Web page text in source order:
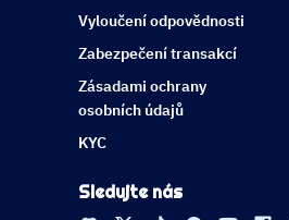
Vyloučení odpovědnosti
Zabezpečení transakcí
Zásadami ochrany
osobních údajů
KYC
Sledujte nás